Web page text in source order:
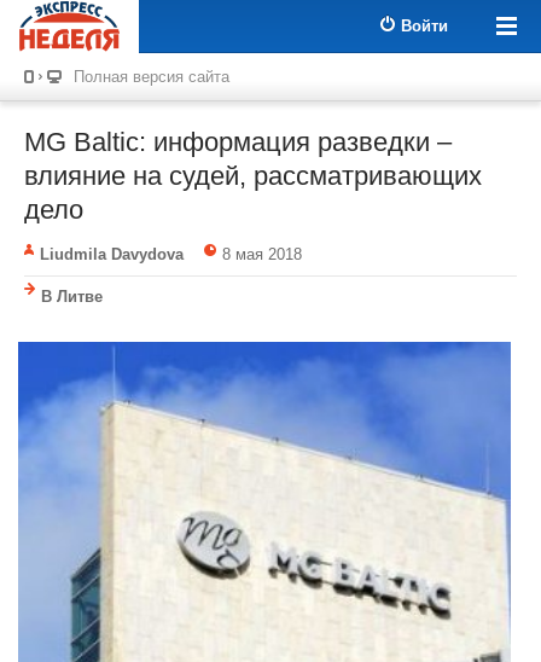
Войти
Полная версия сайта
MG Baltic: информация разведки –
влияние на судей, рассматривающих
дело
Liudmila Davydova 8 мая 2018
В Литве